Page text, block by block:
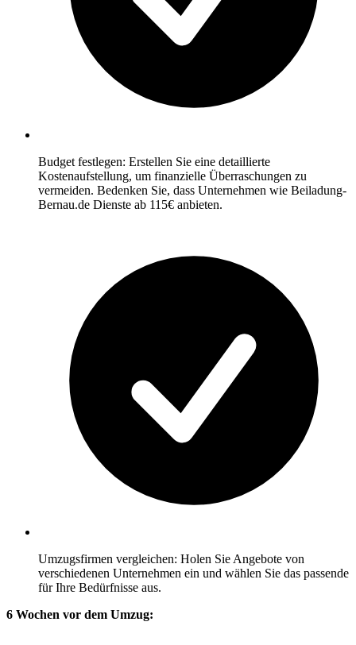
Budget festlegen: Erstellen Sie eine detaillierte
Kostenaufstellung, um finanzielle Überraschungen zu
vermeiden. Bedenken Sie, dass Unternehmen wie Beiladung-
Bernau.de Dienste ab 115€ anbieten.
Umzugsfirmen vergleichen: Holen Sie Angebote von
verschiedenen Unternehmen ein und wählen Sie das passende
für Ihre Bedürfnisse aus.
6 Wochen vor dem Umzug: